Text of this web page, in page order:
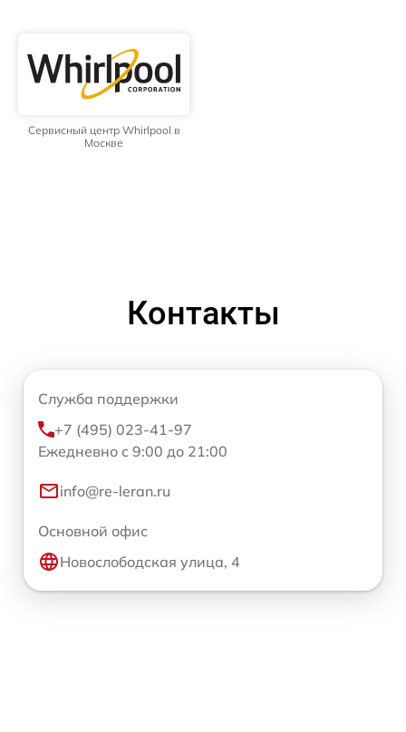
Сервисный центр Whirlpool в
Москве
Контакты
Служба поддержки
+7 (495) 023-41-97
Ежедневно с 9:00 до 21:00
info@re-leran.ru
Основной офис
Новослободская улица, 4